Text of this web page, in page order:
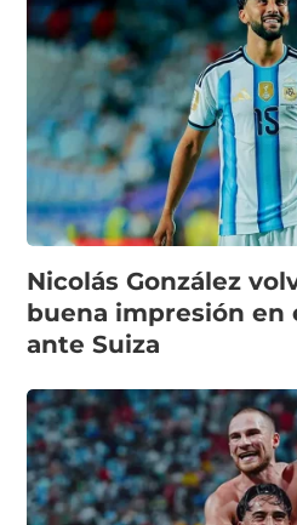
Nicolás González
buena impresión
ante Suiza